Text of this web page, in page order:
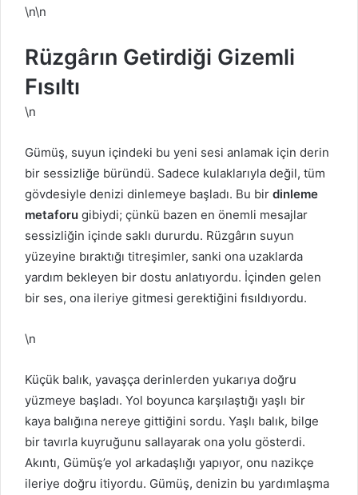
\n\n
Rüzgârın Getirdiği Gizemli
Fısıltı
\n
Gümüş, suyun içindeki bu yeni sesi anlamak için derin
bir sessizliğe büründü. Sadece kulaklarıyla değil, tüm
gövdesiyle denizi dinlemeye başladı. Bu bir dinleme
metaforu gibiydi; çünkü bazen en önemli mesajlar
sessizliğin içinde saklı dururdu. Rüzgârın suyun
yüzeyine bıraktığı titreşimler, sanki ona uzaklarda
yardım bekleyen bir dostu anlatıyordu. İçinden gelen
bir ses, ona ileriye gitmesi gerektiğini fısıldıyordu.
\n
Küçük balık, yavaşça derinlerden yukarıya doğru
yüzmeye başladı. Yol boyunca karşılaştığı yaşlı bir
kaya balığına nereye gittiğini sordu. Yaşlı balık, bilge
bir tavırla kuyruğunu sallayarak ona yolu gösterdi.
Akıntı, Gümüş’e yol arkadaşlığı yapıyor, onu nazikçe
ileriye doğru itiyordu. Gümüş, denizin bu yardımlaşma